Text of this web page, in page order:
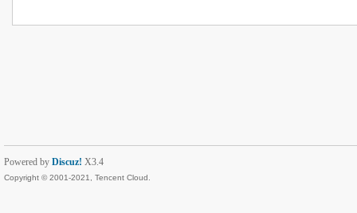
Powered by Discuz! X3.4
Copyright © 2001-2021, Tencent Cloud.